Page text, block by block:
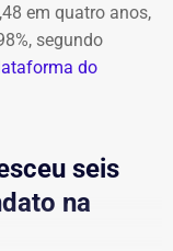
em quatro anos,
segundo
do
seis
na